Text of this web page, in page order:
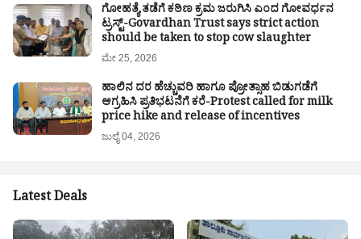
ಗೋಹತ್ಯೆ ತಡೆಗೆ ಕಠಿಣ ಕ್ರಮ ಜರುಗಿಸಿ ಎಂದ ಗೋವರ್ಧನ
ಟ್ರಸ್ಟ್-Govardhan Trust says strict action
should be taken to stop cow slaughter
ಮೇ 25, 2026
ಹಾಲಿನ ದರ ಹೆಚ್ಚುವರಿ ಹಾಗೂ ಪ್ರೋತ್ಸಾಹ ಬಿಡುಗಡೆಗೆ
ಆಗ್ರಹಿಸಿ ಪ್ರತಿಭಟನೆಗೆ ಕರೆ-Protest called for milk
price hike and release of incentives
ಜುಲೈ 04, 2026
Latest Deals